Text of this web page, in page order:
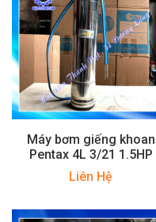
Máy bơm giếng khoan
Pentax 4L 3/21 1.5HP
Liên Hệ